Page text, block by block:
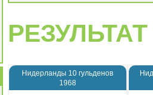
Нидерланды 10 гульденов
1968